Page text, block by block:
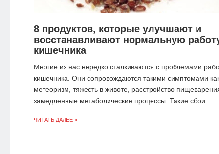
8 продуктов, которые улучшают и
восстанавливают нормальную
кишечника
Многие из нас нередко сталкиваются с проблемами
кишечника. Они сопровождаются такими симптомами
метеоризм, тяжесть в животе, расстройство
замедленные метаболические процессы. Такие сбои...
ЧИТАТЬ ДАЛЕЕ »